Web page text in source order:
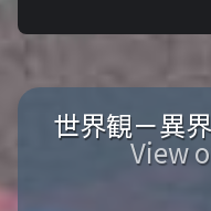
世界観－異界
View